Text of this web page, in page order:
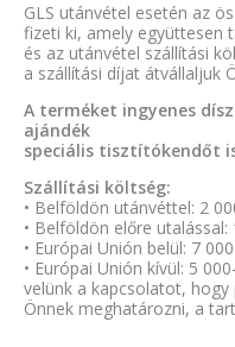
GLS utánvétel esetén az
fizeti ki, amely együttesen
és az utánvétel szállítási
a szállítási díjat átvállaljuk
A terméket ingyenes
ajándék
speciális tisztítókendőt
Szállítási költség:
• Belföldön utánvéttel: 2
• Belföldön előre utalással:
• Európai Unión belül: 7
• Európai Unión kívül: 5
velünk a kapcsolatot,
Önnek meghatározni, a